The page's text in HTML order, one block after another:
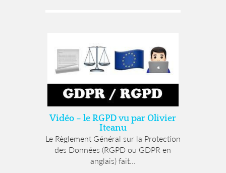
Vidéo – le RGPD vu par Olivier
Iteanu
Le Règlement Général sur la Protection
des Données (RGPD ou GDPR en
anglais) fait...